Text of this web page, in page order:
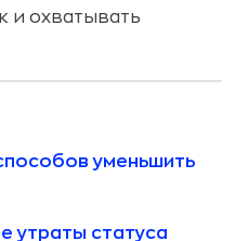
и охватывать
уменьшить
утраты статуса